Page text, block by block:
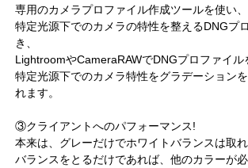
専用のカメラプロファイル作成ツールを使い、
特定光源下でのカメラの特性を整えるDNGプ
き、
LightroomやCameraRAWでDNGプロファイル
特定光源下でのカメラ特性をグラデーション
れます。
③クライアントへのパフォーマンス!
本来は、グレーだけでホワイトバランスは取
バランスをとるだけであれば、他のカラーが